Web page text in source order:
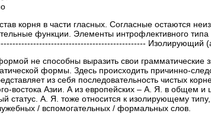
корня в части гласных. Согласные остаются
функции. Элементы интрофлективного
Изолирующий
не способны выразить свои грамматические
формы. Здесь происходить причинно-
из себя последовательность чистых
востока Азии. А из европейских – А. Я. в
статус. А. Я. тоже относится к изолирующему
/ вспомогательных / формальных слов.